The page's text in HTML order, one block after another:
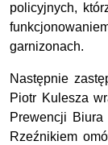
policyjnych,
garnizonach.
Następnie
Piotr Kulesza
Prewencji
Rzeźnikiem